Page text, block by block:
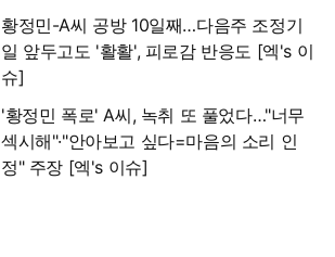
황정민-A씨 공방 10일째…다음주 조정기
일 앞두고도 '활활', 피로감 반응도 [엑's 이
슈]
'황정민 폭로' A씨, 녹취 또 풀었다…"너무
섹시해"·"안아보고 싶다=마음의 소리 인
정" 주장 [엑's 이슈]